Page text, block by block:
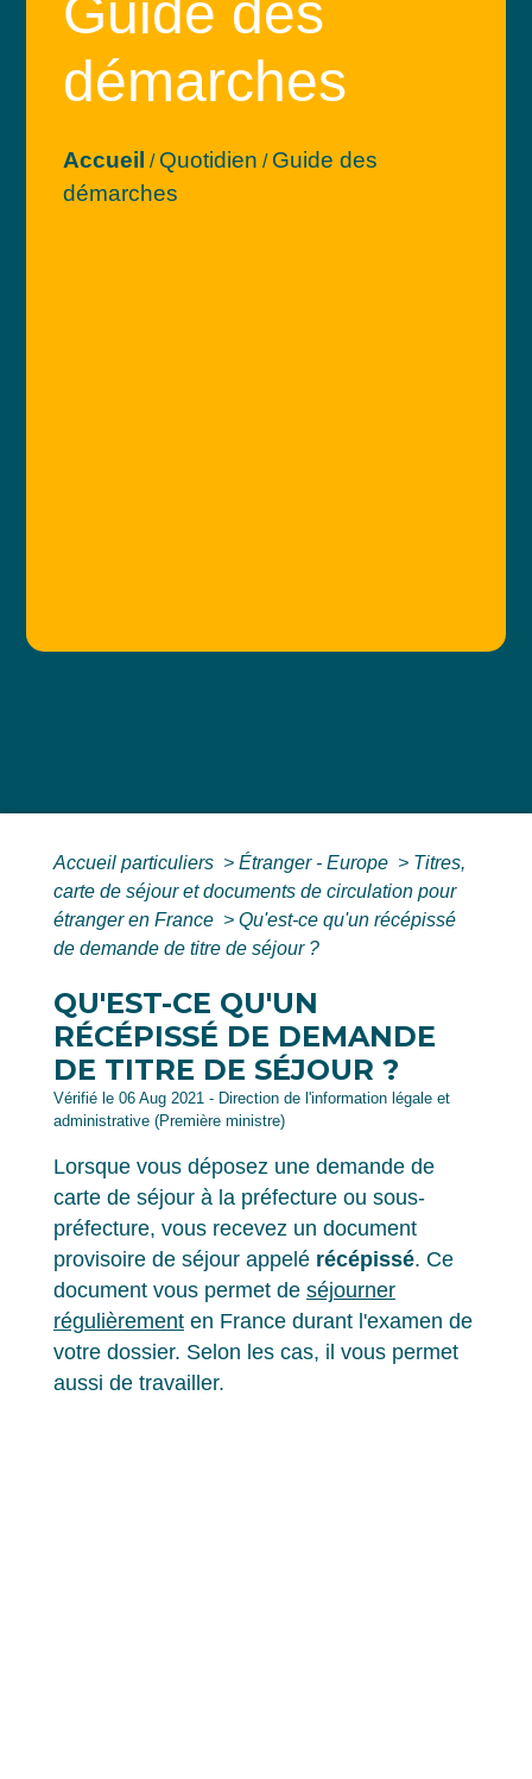
Guide des
démarches
Accueil / Quotidien / Guide des
démarches
Accueil particuliers > Étranger - Europe > Titres,
carte de séjour et documents de circulation pour
étranger en France > Qu'est-ce qu'un récépissé
de demande de titre de séjour ?
QU'EST-CE QU'UN
RÉCÉPISSÉ DE DEMANDE
DE TITRE DE SÉJOUR ?
Vérifié le 06 Aug 2021 - Direction de l'information légale et
administrative (Première ministre)
Lorsque vous déposez une demande de
carte de séjour à la préfecture ou sous-
préfecture, vous recevez un document
provisoire de séjour appelé récépissé. Ce
document vous permet de séjourner
régulièrement en France durant l'examen de
votre dossier. Selon les cas, il vous permet
aussi de travailler.